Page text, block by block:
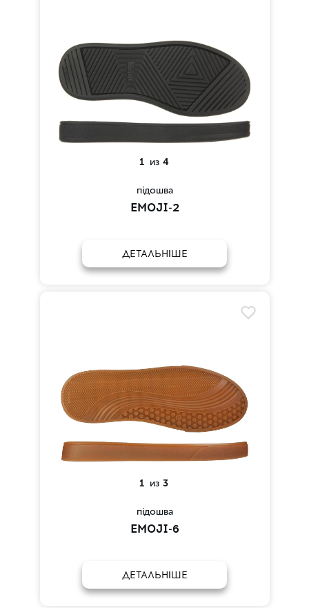
1 из 4
підошва
EMOJI-2
ДЕТАЛЬНІШЕ
1 из 3
підошва
EMOJI-6
ДЕТАЛЬНІШЕ